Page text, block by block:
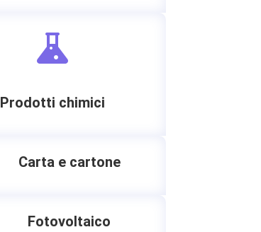
Prodotti chimici
Carta e cartone
Fotovoltaico